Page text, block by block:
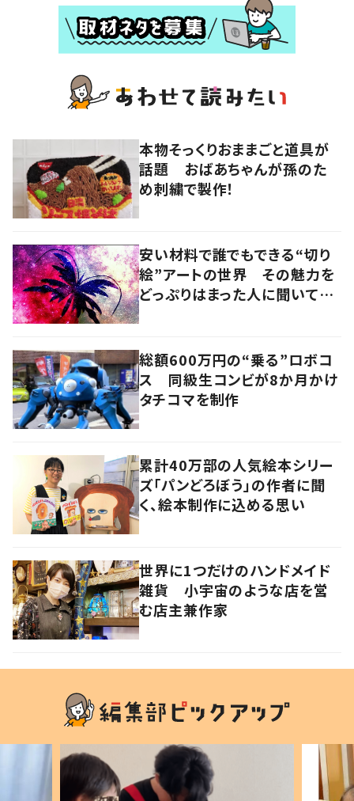
本物そっくりおままごと道具が
話題 おばあちゃんが孫のた
め刺繍で製作！
安い材料で誰でもできる“切り
絵”アートの世界 その魅力を
どっぷりはまった人に聞いてみ
総額600万円の“乗る”ロボコ
ス 同級生コンビが8か月かけ
タチコマを制作
累計40万部の人気絵本シリー
ズ「パンどろぼう」の作者に聞
く、絵本制作に込める思い
世界に1つだけのハンドメイド
雑貨 小宇宙のような店を営
む店主兼作家